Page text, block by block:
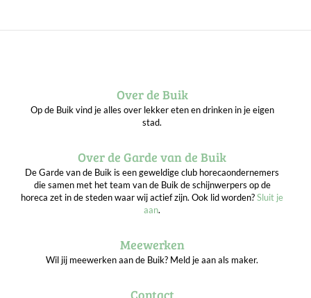
Over de Buik
Op de Buik vind je alles over lekker eten en drinken in je eigen
stad.
Over de Garde van de Buik
De Garde van de Buik is een geweldige club horecaondernemers
die samen met het team van de Buik de schijnwerpers op de
horeca zet in de steden waar wij actief zijn. Ook lid worden?Sluit je
aan.
Meewerken
Wil jij meewerken aan de Buik? Meld je aan als maker.